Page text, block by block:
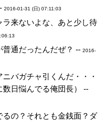
2016-01-31 (日) 07:11:03
来ないよな、あと少し待
通だったんだぜ？ -- 2016-
バガチャ引くんだ・・・
数日悩んでる俺団長） --
るの？それとも金銭面？ダ